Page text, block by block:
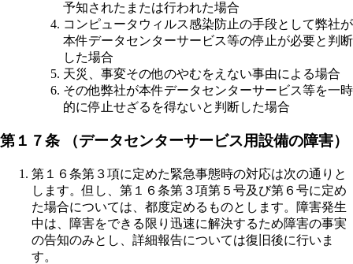
予知されたまたは行われた場合
コンピュータウィルス感染防止の手段として弊社が
本件データセンターサービス等の停止が必要と判断
した場合
天災、事変その他のやむをえない事由による場合
その他弊社が本件データセンターサービス等を一時
的に停止せざるを得ないと判断した場合
第１７条 （データセンターサービス用設備の障害）
第１６条第３項に定めた緊急事態時の対応は次の通りと
します。但し、第１６条第３項第５号及び第６号に定め
た場合については、都度定めるものとします。障害発生
中は、障害をできる限り迅速に解決するため障害の事実
の告知のみとし、詳細報告については復旧後に行いま
す。